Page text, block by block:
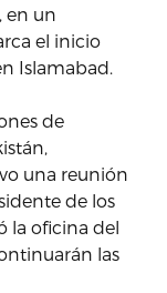
en un
el inicio
Islamabad.
de
una reunión
de los
la oficina del
las